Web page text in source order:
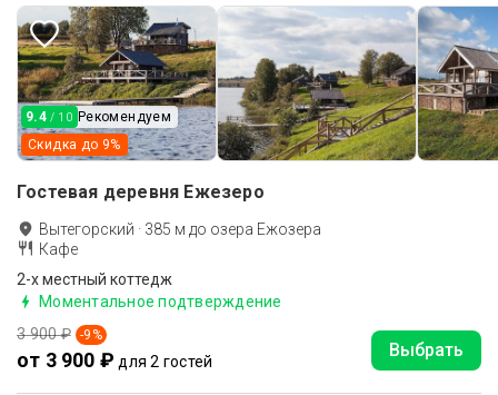
9.4 / 10
Рекомендуем
Скидка до 9%
Гостевая деревня Ежезеро
Вытегорский · 385 м до озера Ежозера
Кафе
2-х местный коттедж
Моментальное подтверждение
3 900 ₽ -9 %
от 3 900 ₽ для 2 гостей
Выбрать